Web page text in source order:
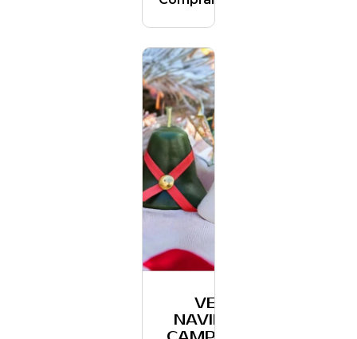
VELA
NAVIDENA